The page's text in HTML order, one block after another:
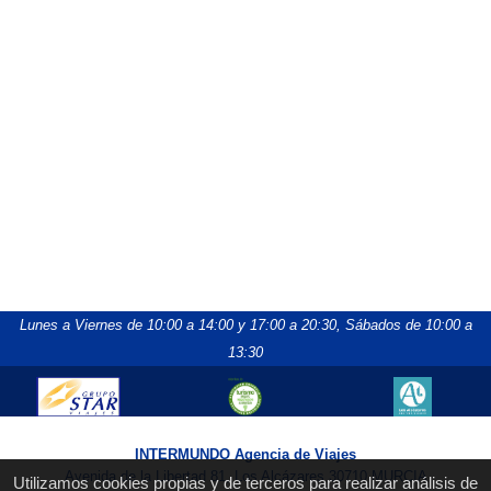
Utilizamos cookies propias y de terceros para realizar análisis de
Lunes a Viernes de 10:00 a 14:00 y 17:00 a 20:30, Sábados de 10:00 a
13:30
INTERMUNDO Agencia de Viajes
Avenida de la Libertad 81, Los Alcázares 30710 MURCIA